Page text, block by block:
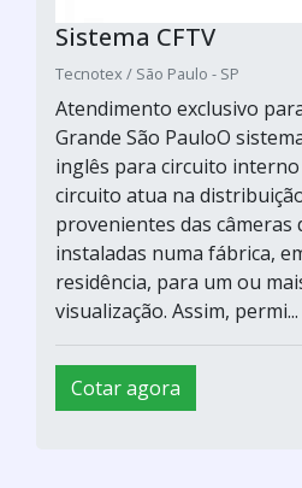
Sistema CFTV
Tecnotex / São Paulo - SP
Atendimento exclusivo
Grande São PauloO
inglês para circuito interno
circuito atua na
provenientes das câmeras
instaladas numa fábrica,
residência, para um ou
visualização. Assim, permi...
Cotar agora